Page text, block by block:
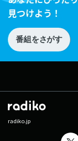
見つけよう！
番組をさがす
radiko.jp